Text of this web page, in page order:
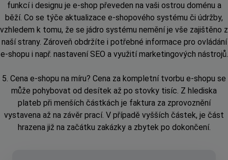
funkcí i designu je e-shop převeden na vaši ostrou doménu a
běží. Co se týče aktualizace e-shopového systému či údržby,
vzhledem k tomu, že se jádro systému nemění je vše zajištěno z
naší strany. Zároveň obdržíte i potřebné informace pro ovládání
e-shopu i např. nastavení SEO a využití marketingových nástrojů.
5. Cena e-shopu na míru? Cena za kompletní tvorbu e-shopu se
může pohybovat od desítek až po stovky tisíc. Z hlediska
plateb při menších částkách je faktura za zprovoznění
vystavena až na závěr prací. V případě vyšších částek, je část
hrazena již na začátku zakázky a zbytek po dokončení.